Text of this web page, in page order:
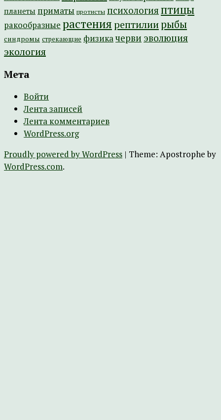
планеты приматы протисты психология птицы
ракообразные растениярептилиирыбы
синдромы стрекающие физикачерви эволюция
экология
Мета
Войти
Лента записей
Лента комментариев
WordPress.org
Proudly powered by WordPress | Theme: Apostrophe by
WordPress.com.